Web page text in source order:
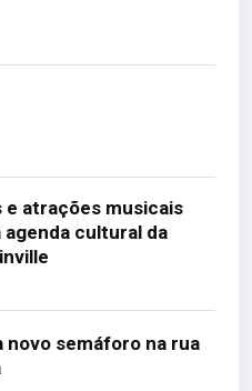
e atrações musicais
cultural da
novo semáforo na rua